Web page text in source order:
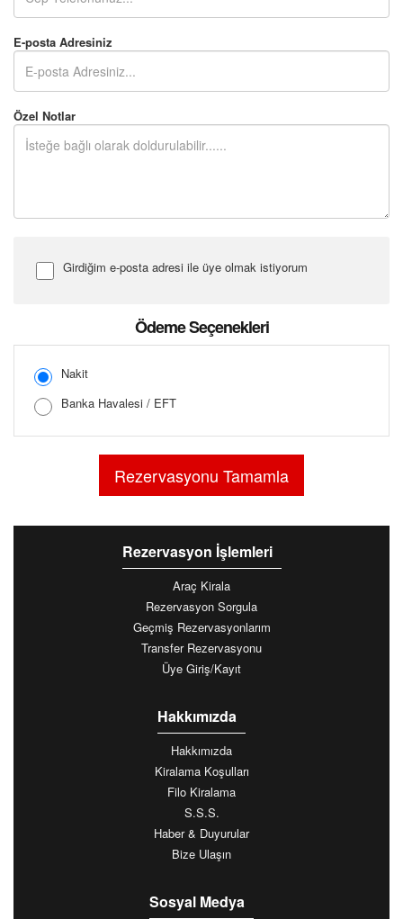
E-posta Adresiniz
Özel Notlar
Girdiğim e-posta adresi ile üye olmak istiyorum
Şifreyi Tekrar Girin
Ödeme Seçenekleri
Nakit
Banka Havalesi / EFT
Rezervasyon İşlemleri
Araç Kirala
Rezervasyon Sorgula
Geçmiş Rezervasyonlarım
Transfer Rezervasyonu
Üye Giriş/Kayıt
Hakkımızda
Hakkımızda
Kiralama Koşulları
Filo Kiralama
S.S.S.
Haber & Duyurular
Bize Ulaşın
Sosyal Medya